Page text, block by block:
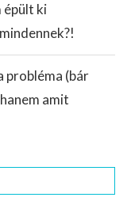
épült ki
probléma (bár
amit